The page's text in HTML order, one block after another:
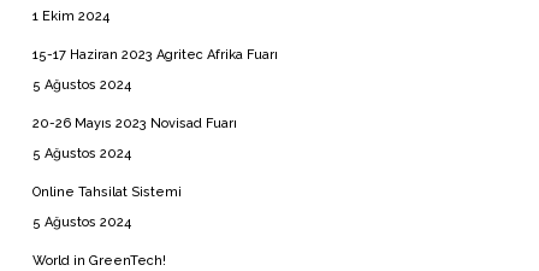
1 Ekim 2024
15-17 Haziran 2023 Agritec Afrika Fuarı
5 Ağustos 2024
20-26 Mayıs 2023 Novisad Fuarı
5 Ağustos 2024
Online Tahsilat Sistemi
5 Ağustos 2024
World in GreenTech!